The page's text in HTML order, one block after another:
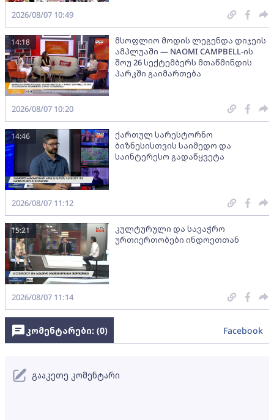
2026/08/07 10:49
მსოფლიო მოდის ლეგენდა დიჯეის
ამპლუაში — NAOMI CAMPBELL-ის
შოუ 26 სექტემბერს მთაწმინდის
პარკში გაიმართება
14:18
2026/08/07 10:20
ქართულ სარესტორნო
ბიზნესისთვის საიმედო და
საინტერესო გადაწყვეტა
14:46
2026/08/07 11:12
კულტურული და სავაჭრო
ურთიერთობები ინდოეთთან
15:21
2026/08/07 11:14
კომენტარები: (0) Facebook
გააკეთე კომენტარი